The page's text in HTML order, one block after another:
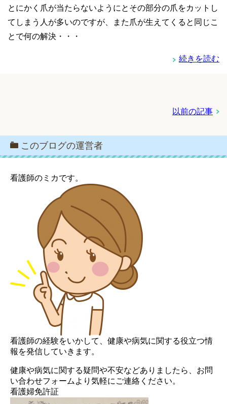
とにかく爪が当たらないようにとその部分の爪をカットし
てしまう人が多いのですが、また爪が生えてくると同じこ
とで何の解決・・・
続きを読む
以前の記事
このブログの運営者
看護師のミカです。
看護師の経験をいかして、健康や病気に関する役立つ情
報を発信していきます。
健康や病気に関する疑問や不安などありましたら、お問
い合わせフォームより気軽にご連絡ください。
看護婦免許証